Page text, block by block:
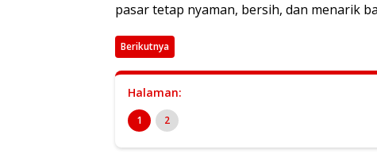
pasar tetap nyaman, bersih, dan menarik
Berikutnya
Halaman:
1 2